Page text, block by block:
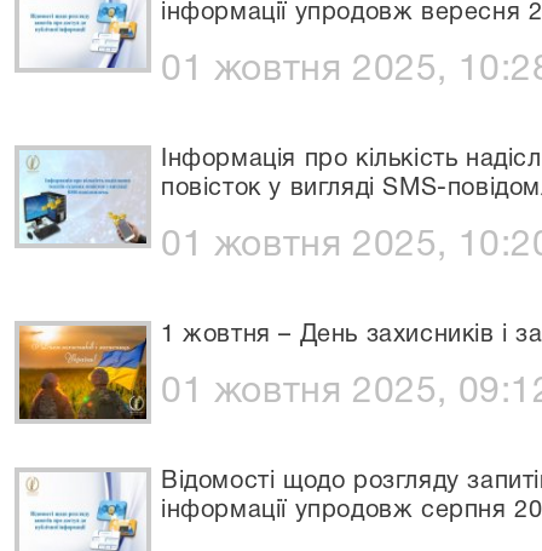
інформації упродовж вересня
01 жовтня 2025,
Інформація про кількість
повісток у вигляді SMS-
01 жовтня 2025,
1 жовтня – День захисників і
01 жовтня 2025,
Відомості щодо розгляду
інформації упродовж серпня